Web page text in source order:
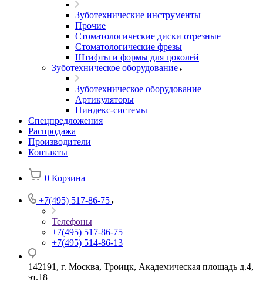
Зуботехнические инструменты
Прочие
Стоматологические диски отрезные
Стоматологические фрезы
Штифты и формы для цоколей
Зуботехническое оборудование
Зуботехническое оборудование
Артикуляторы
Пиндекс-системы
Спецпредложения
Распродажа
Производители
Контакты
0 Корзина
+7(495) 517-86-75
Телефоны
+7(495) 517-86-75
+7(495) 514-86-13
142191, г. Москва, Троицк, Академическая площадь д.4,
эт.18